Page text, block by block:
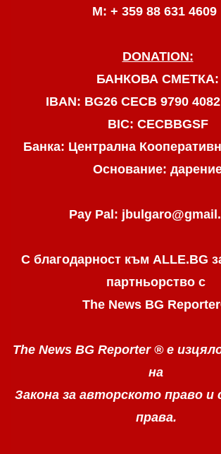
М: + 359 88 631 4609
DONATION:
БАНКОВА СМЕТКА:
IBAN: BG26 CECB 9790
BIC: CECBBGSF
Банка: Централна
Основание:
Pay Pal:
С благодарност към ALLE.BG
партньорство с
The News BG Reporter
The News BG Reporter ® е
на
Закона за авторското право и
права.